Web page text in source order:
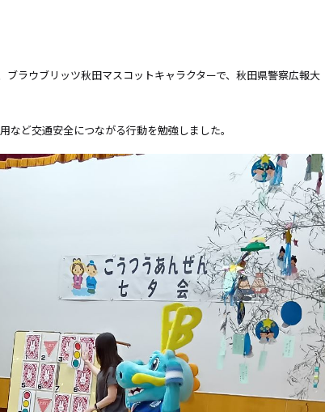
ラウブリッツ秋田マスコットキャラクターで、秋田県警察広報大
ど交通安全につながる行動を勉強しました。